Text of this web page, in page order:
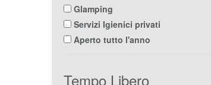
Glamping
Servizi Igienici privati
Aperto tutto l'anno
Tempo Libero